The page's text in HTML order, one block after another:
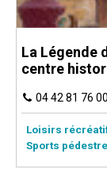
La Légende
centre
04 42 81 76 00
Loisirs
Sports